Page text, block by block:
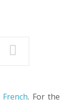
French. For the